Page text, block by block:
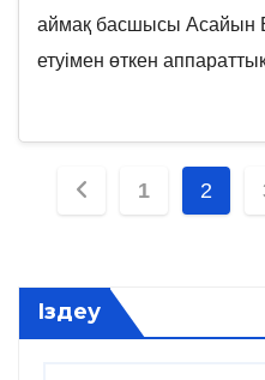
аймақ басшысы Асайын
етуімен өткен
Posts
1 2
Іздеу